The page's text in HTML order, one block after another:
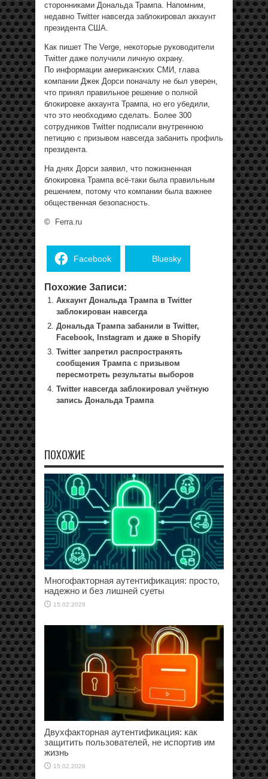
сторонниками Дональда Трампа. Напомним,
недавно Twitter навсегда заблокировал аккаунт
президента США.
Как пишет The Verge, некоторые руководители
Twitter даже получили личную охрану.
По информации американских СМИ, глава
компании Джек Дорси поначалу не был уверен,
что принял правильное решение о полной
блокировке аккаунта Трампа, но его убедили,
что это необходимо сделать. Более 300
сотрудников Twitter подписали внутреннюю
петицию с призывом навсегда забанить профиль
президента.
На днях Дорси заявил, что пожизненная
блокировка Трампа всё-таки была правильным
решением, потому что компании была важнее
общественная безопасность.
© Ferra.ru
Facebook Bluesky
Похожие Записи:
Аккаунт Дональда Трампа в Twitter
заблокирован навсегда
Дональда Трампа забанили в Twitter,
Facebook, Instagram и даже в Shopify
Twitter запретил распространять
сообщения Трампа с призывом
пересмотреть результаты выборов
Twitter навсегда заблокировал учётную
запись Дональда Трампа
ПОХОЖИЕ
Многофакторная аутентификация: просто,
надежно и без лишней суеты
15.02.2026
Двухфакторная аутентификация: как
защитить пользователей, не испортив им
жизнь
15.02.2026